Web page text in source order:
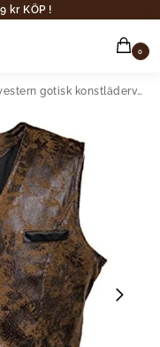
kr KÖP !
0
gotisk konstläderväst